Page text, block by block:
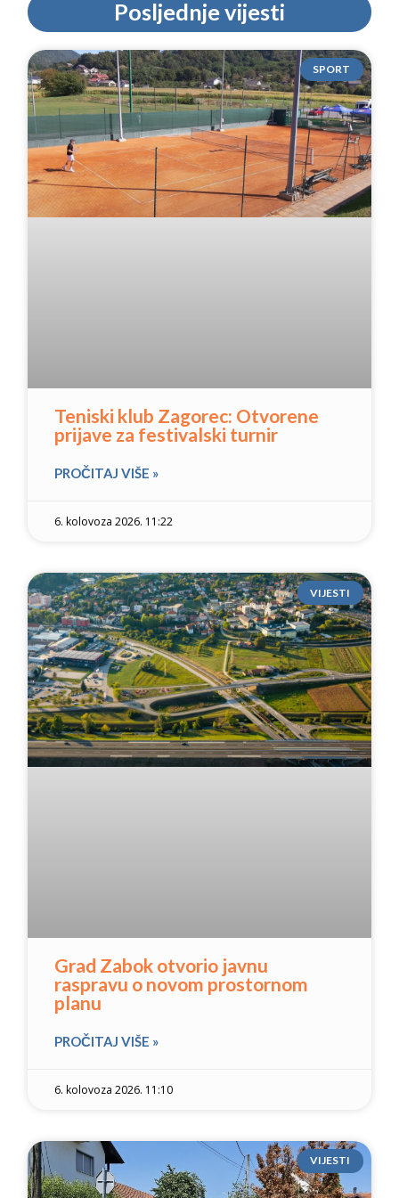
Posljednje vijesti
SPORT
Teniski klub Zagorec: Otvorene
prijave za festivalski turnir
PROČITAJ VIŠE »
6. kolovoza 2026. 11:22
VIJESTI
Grad Zabok otvorio javnu
raspravu o novom prostornom
planu
PROČITAJ VIŠE »
6. kolovoza 2026. 11:10
VIJESTI